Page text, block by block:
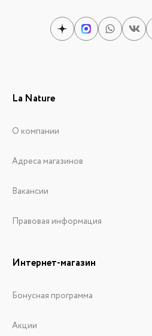
La Nature
О компании
Адреса магазинов
Вакансии
Правовая информация
Интернет-магазин
Бонусная программа
Акции